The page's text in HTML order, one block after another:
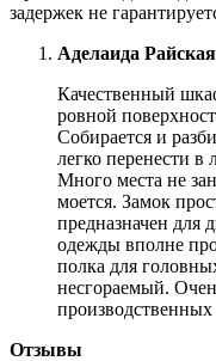
задержек не
Аделаида Райская
Качественный
ровной
Собирается и
легко перенести в
Много места не
моется. Замок
предназначен для
одежды вполне
полка для
несгораемый.
Отзывы